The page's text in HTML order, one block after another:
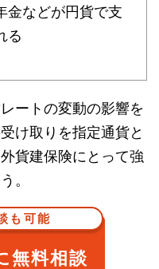
金などが円貨で支
る
ートの変動の影響を
け取りを指定通貨と
貨建保険にとって強
。
も可能
無料相談